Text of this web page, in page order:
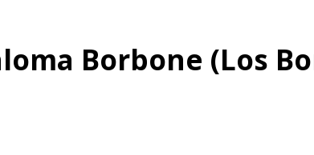
Borbone (Los